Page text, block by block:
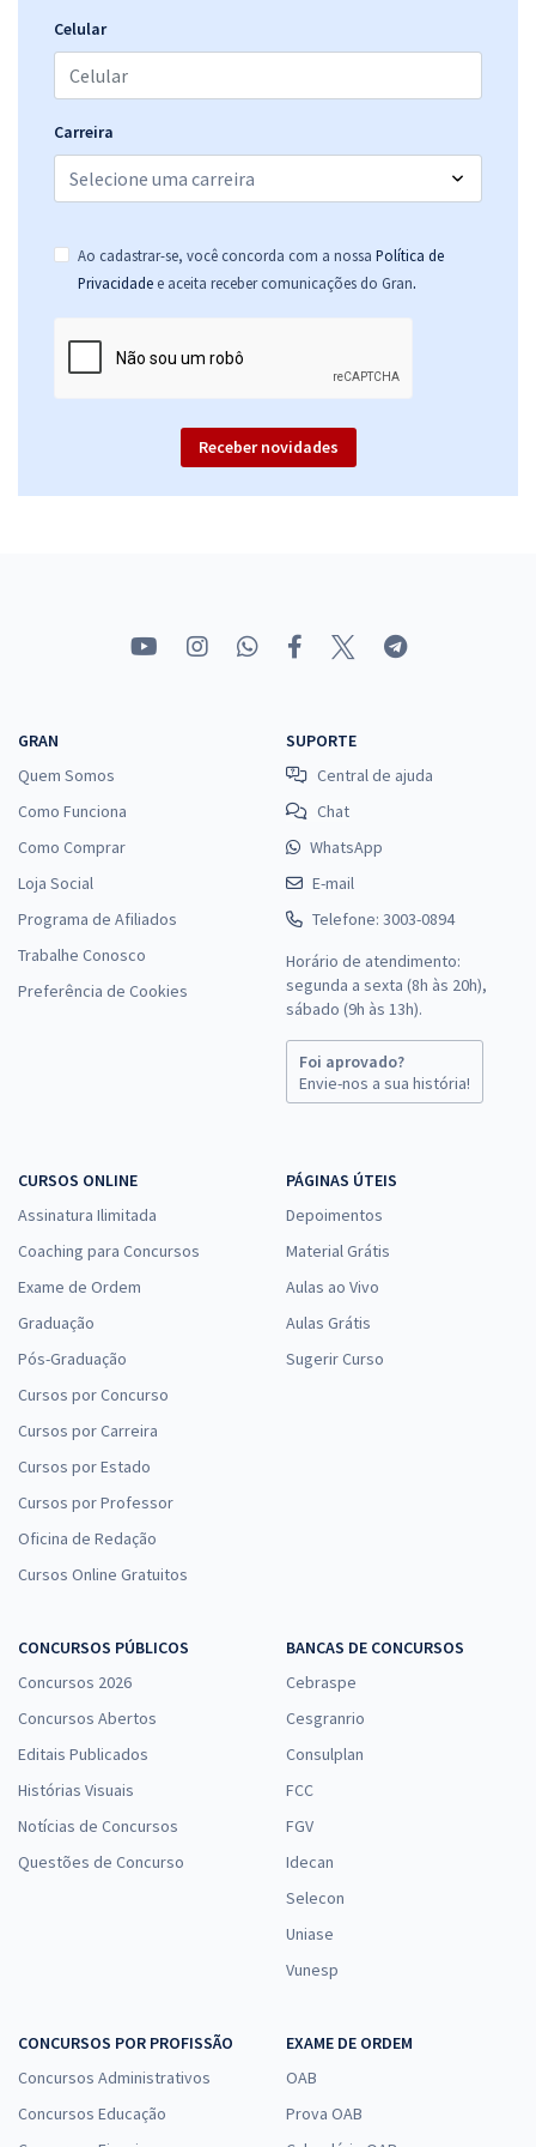
Economize R$ 77,96 (-20%)
Comprar
Marinha do Brasil - Corpo Auxiliar de Praças (CP-CAP) - Auxiliar
o TAF (Módulo Especial)
R$ 447,84à vista
R$37,32
Economize R$ 111,96 (-20%)
Comprar
Comprar
Marinha do Brasil - Corpo Auxiliar de Praças (CP-CAP) - Auxiliar
Técnico de Praças (QATP) - Contabilidade (Pós-Edital)
à vista
Economize R$ 89,96 (-20%)
Marinha do Brasil - Corpo Auxiliar de Praças (CP-CAP) - Auxiliar
Técnico de Praças (QATP) - Contabilidade - com Orientações para o
TAF (Pós-Edital)
41,32
Celular
Carreira
Ao cadastrar-se, você concorda com a nossa Política de
Privacidade e aceita receber comunicações do Gran.
Receber novidades
GRAN
Quem Somos
Como Funciona
Como Comprar
Loja Social
Programa de Afiliados
Trabalhe Conosco
Preferência de Cookies
SUPORTE
Central de ajuda
Chat
WhatsApp
E-mail
Telefone: 3003-0894
Horário de atendimento:
segunda a sexta (8h às 20h),
sábado (9h às 13h).
Foi aprovado?
Envie-nos a sua história!
CURSOS ONLINE
Assinatura Ilimitada
Coaching para Concursos
Exame de Ordem
Graduação
Pós-Graduação
Cursos por Concurso
Cursos por Carreira
Cursos por Estado
Cursos por Professor
Oficina de Redação
Cursos Online Gratuitos
PÁGINAS ÚTEIS
Depoimentos
Material Grátis
Aulas ao Vivo
Aulas Grátis
Sugerir Curso
CONCURSOS PÚBLICOS
Concursos 2026
Concursos Abertos
Editais Publicados
Histórias Visuais
Notícias de Concursos
Questões de Concurso
BANCAS DE CONCURSOS
Cebraspe
Cesgranrio
Consulplan
FCC
FGV
Idecan
Selecon
Uniase
Vunesp
CONCURSOS POR PROFISSÃO
Concursos Administrativos
Concursos Educação
EXAME DE ORDEM
OAB
Prova OAB